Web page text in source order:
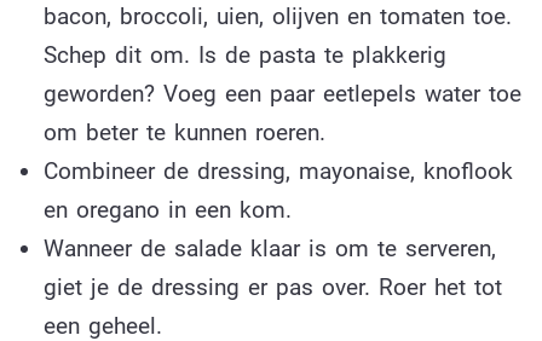
bacon, broccoli, uien, olijven en tomaten toe.
Schep dit om. Is de pasta te plakkerig
geworden? Voeg een paar eetlepels water toe
om beter te kunnen roeren.
Combineer de dressing, mayonaise, knoflook
en oregano in een kom.
Wanneer de salade klaar is om te serveren,
giet je de dressing er pas over. Roer het tot
een geheel.